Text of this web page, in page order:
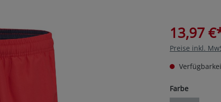
13,97
Preise inkl.
Farbeauswählen